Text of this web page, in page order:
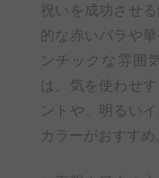
祝いを成功させ
的な赤いバラや
ンチックな雰囲
は、気を使わせ
ントや、明るい
カラーがおすすめ